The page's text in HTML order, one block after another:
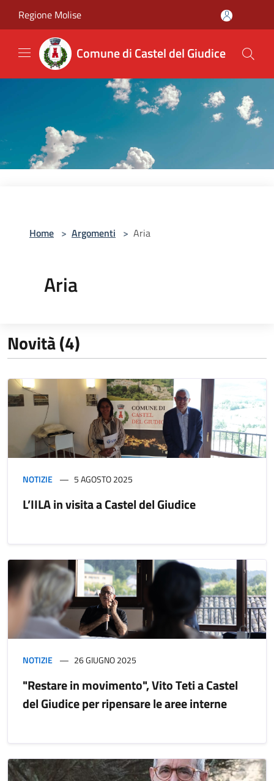
Regione Molise
Comune di Castel del Giudice
Home > Argomenti > Aria
Aria
Novità (4)
NOTIZIE 5 AGOSTO 2025
L’IILA in visita a Castel del Giudice
NOTIZIE 26 GIUGNO 2025
"Restare in movimento", Vito Teti a Castel
del Giudice per ripensare le aree interne